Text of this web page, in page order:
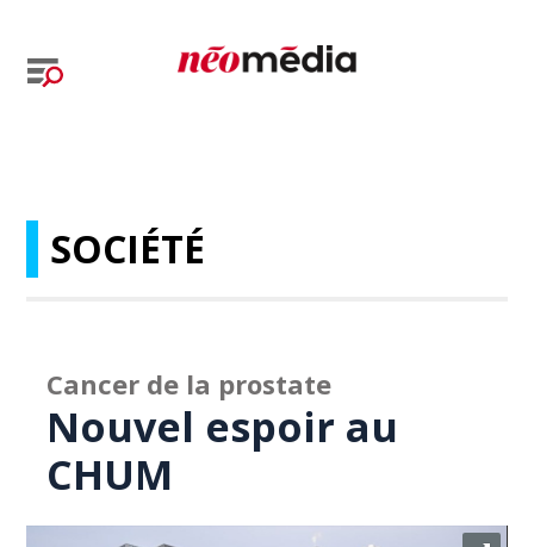
SOCIÉTÉ
Cancer de la prostate
Nouvel espoir au
CHUM